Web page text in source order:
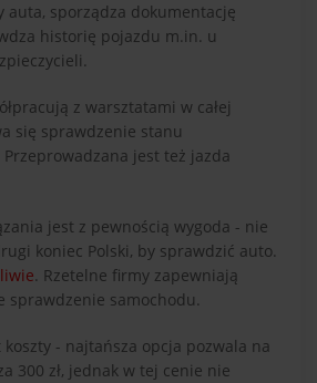
auta, sporządza dokumentację
historię pojazdu m.in. u
z warsztatami w całej
się sprawdzenie stanu
jest też jazda
jest z pewnością wygoda - nie
koniec Polski, by sprawdzić auto.
. Rzetelne firmy zapewniają
sprawdzenie samochodu.
- najtańsza opcja pozwala na
300 zł, jednak w tej cenie nie